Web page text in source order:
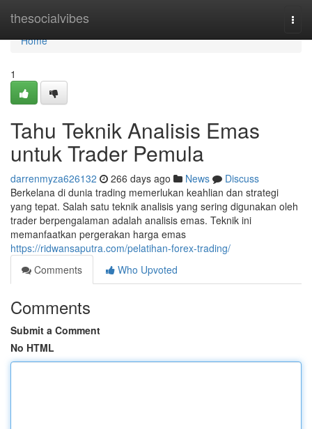
thesocialvibes
Home
Home
1
Tahu Teknik Analisis Emas
untuk Trader Pemula
darrenmyza626132 266 days ago News
Discuss
Berkelana di dunia trading memerlukan keahlian dan strategi
yang tepat. Salah satu teknik analisis yang sering digunakan oleh
trader berpengalaman adalah analisis emas. Teknik ini
memanfaatkan pergerakan harga emas
https://ridwansaputra.com/pelatihan-forex-trading/
Comments
Who Upvoted
Comments
Submit a Comment
No HTML